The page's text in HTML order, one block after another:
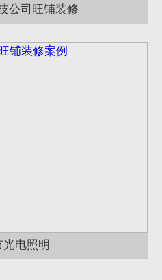
公司旺铺装修
光电照明